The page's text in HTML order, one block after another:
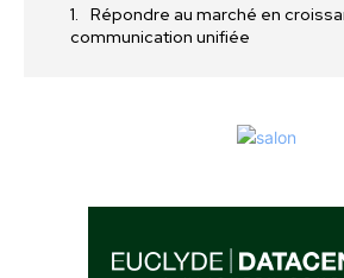
Répondre au marché en
communication unifiée